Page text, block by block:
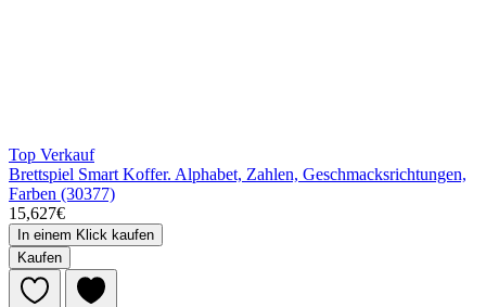
Top Verkauf
Brettspiel Smart Koffer. Alphabet, Zahlen, Geschmacksrichtungen,
Farben (30377)
15,627€
In einem Klick kaufen
Kaufen